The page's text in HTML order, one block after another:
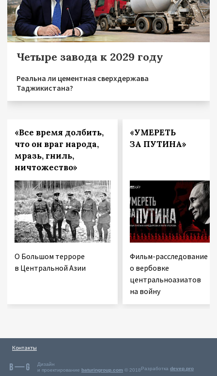
Четыре завода к 2029 году
Реальна ли цементная сверхдержава
Таджикистана?
«Все время долбить,
что он враг народа,
мразь, гниль,
ничтожество»
О Большом терроре
в Центральной Азии
«УМЕРЕТЬ
ЗА ПУТИНА»
Фильм-расследование
о вербовке
центральноазиатов
на войну
Контакты
Дизайн
и проектирование baturingroup.com © 2018Разработка devep.pro